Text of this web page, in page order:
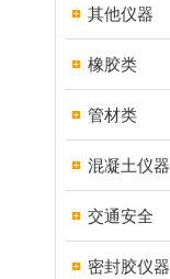
其他仪器
橡胶类
管材类
混凝土仪器
交通安全
密封胶仪器